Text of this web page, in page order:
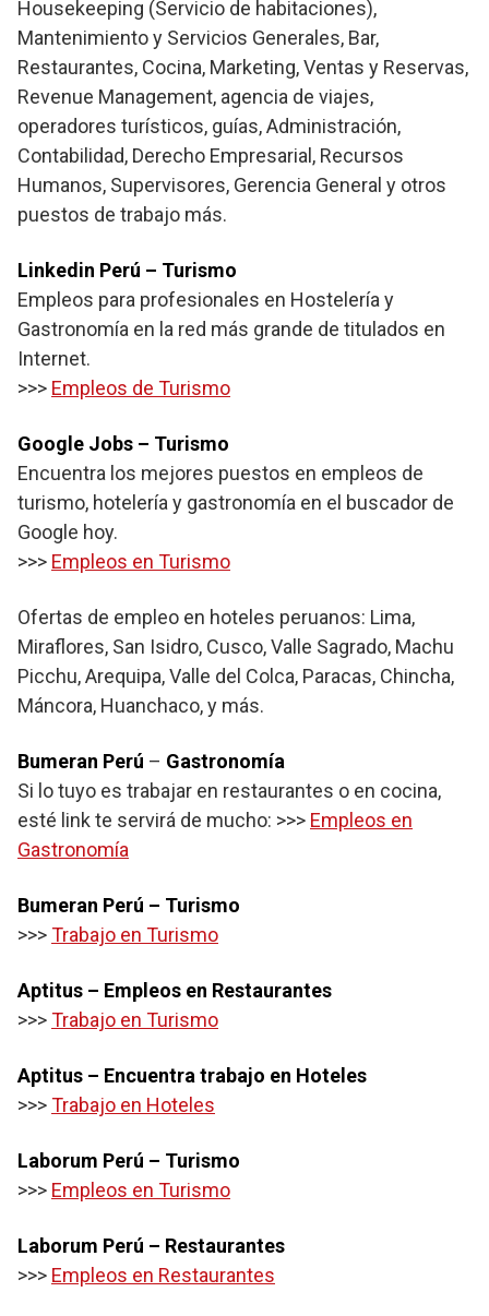
Housekeeping (Servicio de habitaciones),
Mantenimiento y Servicios Generales, Bar,
Restaurantes, Cocina, Marketing, Ventas y Reservas,
Revenue Management, agencia de viajes,
operadores turísticos, guías, Administración,
Contabilidad, Derecho Empresarial, Recursos
Humanos, Supervisores, Gerencia General y otros
puestos de trabajo más.
Linkedin Perú – Turismo
Empleos para profesionales en Hostelería y
Gastronomía en la red más grande de titulados en
Internet.
>>> Empleos de Turismo
Google Jobs – Turismo
Encuentra los mejores puestos en empleos de
turismo, hotelería y gastronomía en el buscador de
Google hoy.
>>> Empleos en Turismo
Ofertas de empleo en hoteles peruanos: Lima,
Miraflores, San Isidro, Cusco, Valle Sagrado, Machu
Picchu, Arequipa, Valle del Colca, Paracas, Chincha,
Máncora, Huanchaco, y más.
Bumeran Perú – Gastronomía
Si lo tuyo es trabajar en restaurantes o en cocina,
esté link te servirá de mucho: >>> Empleos en
Gastronomía
Bumeran Perú – Turismo
>>>Trabajo en Turismo
Aptitus – Empleos en Restaurantes
>>>Trabajo en Turismo
Aptitus – Encuentra trabajo en Hoteles
>>>Trabajo en Hoteles
Laborum Perú – Turismo
>>> Empleos en Turismo
Laborum Perú – Restaurantes
>>> Empleos en Restaurantes